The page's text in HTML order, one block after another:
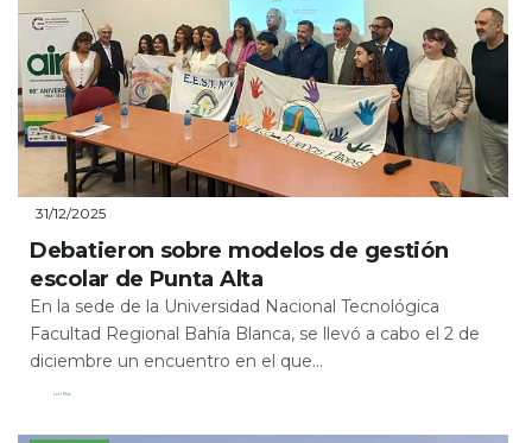
31/12/2025
Debatieron sobre modelos de gestión
escolar de Punta Alta
En la sede de la Universidad Nacional Tecnológica
Facultad Regional Bahía Blanca, se llevó a cabo el 2 de
diciembre un encuentro en el que...
Leer Más